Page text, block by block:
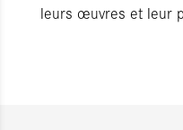
leurs œuvres et leur